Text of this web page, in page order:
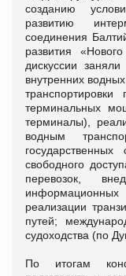
созданию
развитию
соединения
развития
дискуссии
внутренних
терминальных
терминалы),
водным
свободного
перевозок,
реализации
путей;
судоходства (по
По итогам